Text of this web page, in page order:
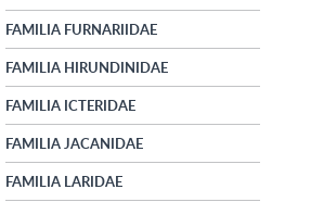
FAMILIA FURNARIIDAE
FAMILIA HIRUNDINIDAE
FAMILIA ICTERIDAE
FAMILIA JACANIDAE
FAMILIA LARIDAE